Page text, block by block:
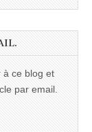
à ce blog et
par email.